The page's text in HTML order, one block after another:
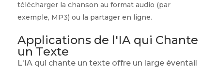
télécharger la chanson au format audio (par
exemple, MP3) ou la partager en ligne.
Applications de l'IA qui Chante
un Texte
L'IA qui chante un texte offre un large éventail